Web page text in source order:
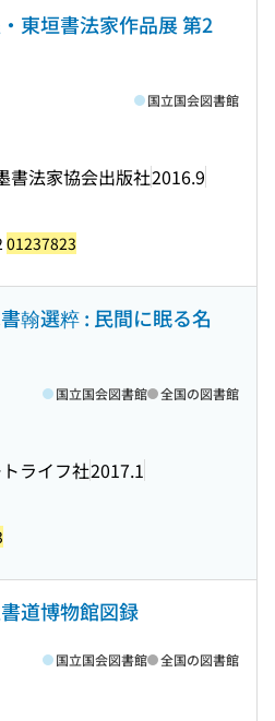
東垣書法家作品展 第2
書法家協会出版社2016.9
国立国会図書館
01237823
翰選粹 : 民間に眠る名
ライフ社2017.1
国立国会図書館 全国の図書館
道博物館図録
国立国会図書館 全国の図書館